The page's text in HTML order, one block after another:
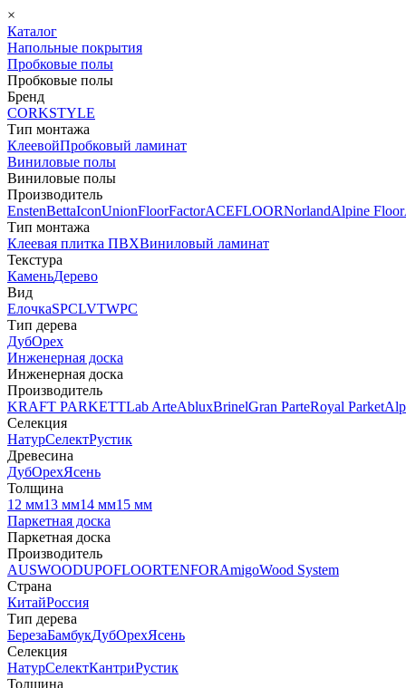
×
Каталог
Напольные покрытия
Пробковые полы
Пробковые полы
Бренд
CORKSTYLE
Тип монтажа
КлеевойПробковый ламинат
Виниловые полы
Виниловые полы
Производитель
EnstenBettaIconUnionFloorFactorACEFLOORNorlandAlpine Floor
Тип монтажа
Клеевая плитка ПВХВиниловый ламинат
Текстура
КаменьДерево
Вид
ЕлочкаSPCLVTWPC
Тип дерева
ДубОрех
Инженерная доска
Инженерная доска
Производитель
KRAFT PARKETTLab ArteAbluxBrinelGran ParteRoyal Parket
Селекция
НатурСелектРустик
Древесина
ДубОрехЯсень
Толщина
12 мм13 мм14 мм15 мм
Паркетная доска
Паркетная доска
Производитель
AUSWOODUPOFLOORTENFORAmigoWood System
Страна
КитайРоссия
Тип дерева
БерезаБамбукДубОрехЯсень
Селекция
НатурСелектКантриРустик
Толщина